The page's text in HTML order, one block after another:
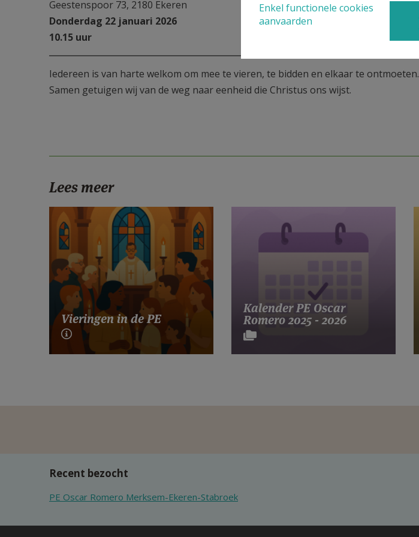
Geestenspoor 73, 2180 Ekeren
Donderdag 22 januari 2026
10.15 uur
Iedereen is van harte welkom om mee te vieren, te bidden en elkaar te ontmoeten.
Samen getuigen wij van de weg naar eenheid die Christus ons wijst.
Lees meer
Vieringen in de PE
Kalender PE Oscar
Romero 2025 - 2026
Recent bezocht
PE Oscar Romero Merksem-Ekeren-Stabroek
Enkel functionele cookies
aanvaarden